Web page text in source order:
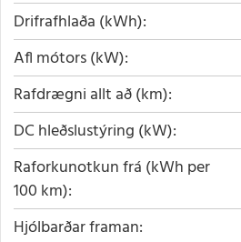
Drifrafhlaða (kWh)
Afl mótors (kW)
Rafdrægni allt að (km)
DC hleðslustýring (kW)
Raforkunotkun frá (kWh per
100 km)
Hjólbarðar framan